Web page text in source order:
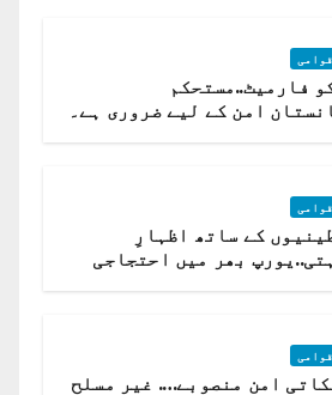
فارمیٹ..مستحکم
امن کے لیے ضروری ہے۔
کے ساتھ اظہارِ
بھر میں احتجاجی
نکاتی امن منصوبے…. غیر مسلح